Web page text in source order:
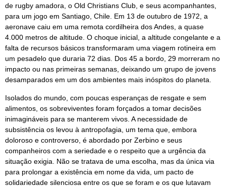
de rugby amadora, o Old Christians Club, e seus acompanhantes,
para um jogo em Santiago, Chile. Em 13 de outubro de 1972, a
aeronave caiu em uma remota cordilheira dos Andes, a quase
4.000 metros de altitude. O choque inicial, a altitude congelante e a
falta de recursos básicos transformaram uma viagem rotineira em
um pesadelo que duraria 72 dias. Dos 45 a bordo, 29 morreram no
impacto ou nas primeiras semanas, deixando um grupo de jovens
desamparados em um dos ambientes mais inóspitos do planeta.
Isolados do mundo, com poucas esperanças de resgate e sem
alimentos, os sobreviventes foram forçados a tomar decisões
inimagináveis para se manterem vivos. A necessidade de
subsistência os levou à antropofagia, um tema que, embora
doloroso e controverso, é abordado por Zerbino e seus
companheiros com a seriedade e o respeito que a urgência da
situação exigia. Não se tratava de uma escolha, mas da única via
para prolongar a existência em nome da vida, um pacto de
solidariedade silenciosa entre os que se foram e os que lutavam